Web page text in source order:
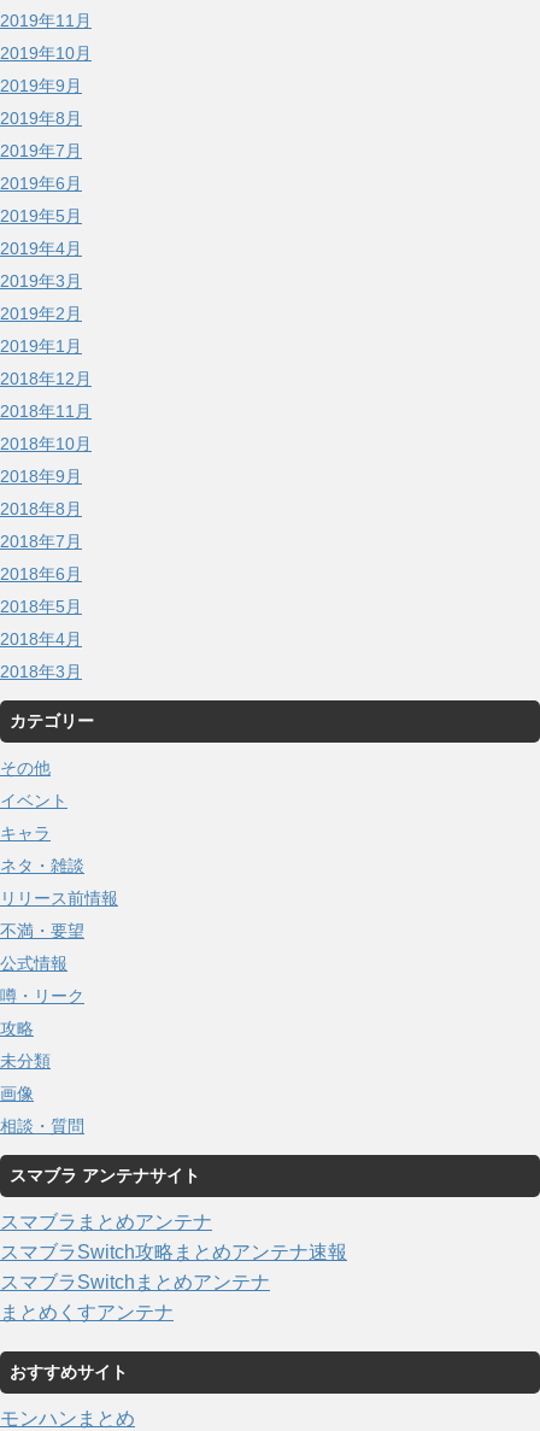
2019年11月
2019年10月
2019年9月
2019年8月
2019年7月
2019年6月
2019年5月
2019年4月
2019年3月
2019年2月
2019年1月
2018年12月
2018年11月
2018年10月
2018年9月
2018年8月
2018年7月
2018年6月
2018年5月
2018年4月
2018年3月
カテゴリー
その他
イベント
キャラ
ネタ・雑談
リリース前情報
不満・要望
公式情報
噂・リーク
攻略
未分類
画像
相談・質問
スマブラ アンテナサイト
スマブラまとめアンテナ
スマブラSwitch攻略まとめアンテナ速報
スマブラSwitchまとめアンテナ
まとめくすアンテナ
おすすめサイト
モンハンまとめ